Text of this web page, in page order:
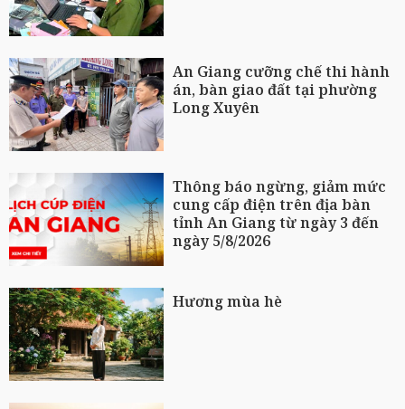
An Giang cưỡng chế thi hành
án, bàn giao đất tại phường
Long Xuyên
Thông báo ngừng, giảm mức
cung cấp điện trên địa bàn
tỉnh An Giang từ ngày 3 đến
ngày 5/8/2026
Hương mùa hè